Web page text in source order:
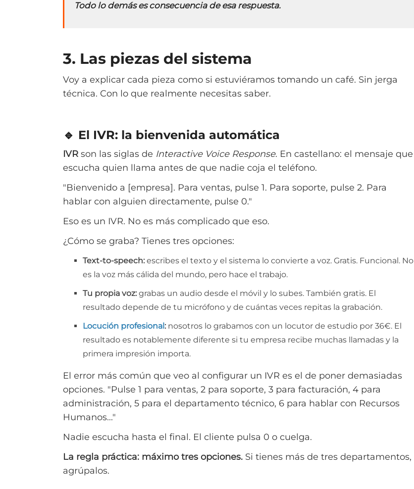
Todo lo demás esconsecuencia de esa respuesta.
3. Las piezas del sistema
Voy a explicar cada pieza como si estuviéramos tomando un café. Sin jerga
técnica. Con lo que realmente necesitas saber.
🔹 El IVR: la bienvenida automática
IVR son las siglas de Interactive Voice Response. En castellano: el mensaje que
escucha quien llama antes de que nadie coja el teléfono.
"Bienvenido a [empresa]. Para ventas, pulse 1. Para soporte, pulse 2. Para
hablar con alguien directamente, pulse 0."
Eso es un IVR. No es más complicado que eso.
¿Cómo se graba? Tienes tres opciones:
Text-to-speech: escribes el texto y el sistema lo convierte a voz. Gratis. Funcional. No
es la voz más cálida del mundo, pero hace el trabajo.
Tu propia voz: grabas un audio desde el móvil y lo subes. También gratis. El
resultado depende de tu micrófono y de cuántas veces repitas la grabación.
Locución profesional : nosotros lo grabamos con un locutor de estudio por 36€. El
resultado es notablemente diferente si tu empresa recibe muchas llamadas y la
primera impresión importa.
El error más común que veo al configurar un IVR es el de poner demasiadas
opciones. "Pulse 1 para ventas, 2 para soporte, 3 para facturación, 4 para
administración, 5 para el departamento técnico, 6 para hablar con Recursos
Humanos..."
Nadie escucha hasta el final. El cliente pulsa 0 o cuelga.
La regla práctica: máximo tres opciones. Si tienes más de tres departamentos,
agrúpalos.